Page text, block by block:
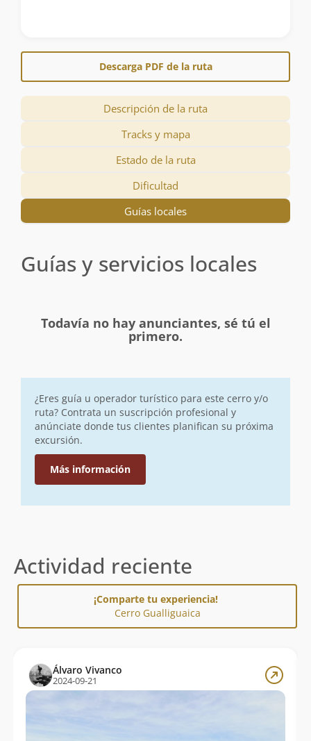
Descarga PDF de la ruta
Descripción de la ruta
Tracks y mapa
Estado de la ruta
Dificultad
Guías locales
Guías y servicios locales
Todavía no hay anunciantes, sé tú el
primero.
¿Eres guía u operador turístico para este cerro y/o
ruta? Contrata un suscripción profesional y
anúnciate donde tus clientes planifican su próxima
excursión.
Más información
Actividad reciente
¡Comparte tu experiencia!
Cerro Gualliguaica
Álvaro Vivanco
2024-09-21